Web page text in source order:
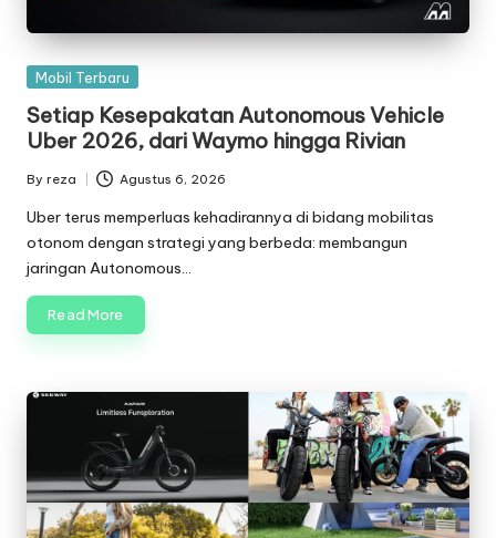
Posted
Mobil Terbaru
Setiap Kesepakatan Autonomous Vehicle
Uber 2026, dari Waymo hingga Rivian
Posted
by
By reza Agustus 6, 2026
Uber terus memperluas kehadirannya di bidang mobilitas
otonom dengan strategi yang berbeda: membangun
jaringan Autonomous…
Read More